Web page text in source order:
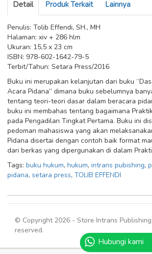
Detail Produk Terkait Lainnya
Penulis: Tolib Effendi, SH., MH
Halaman: xiv + 286 hlm
Ukuran: 15,5 x 23 cm
ISBN: 978-602-1642-79-5
Terbit/Tahun: Setara Press/2016
Buku ini merupakan kelanjutan dari buku
Acara Pidana” dimana buku sebelumnya
tentang teori-teori dasar dalam beracara
buku ini membahas tentang bagaimana
pada Pengadilan Tingkat Pertama. Buku ini
pedoman mahasiswa yang akan
Pidana disertai dengan contoh baik format
dari berkas yang dipergunakan di dalam
Tags: buku hukum, hukum, intrans pubishing,
pidana, setara press, TOLIB EFFENDI
© Copyright 2026 - Store Intrans
reserved.
Hubungi kami